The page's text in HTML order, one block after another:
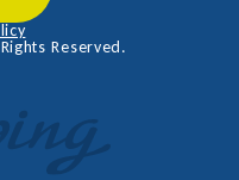
Reserved.